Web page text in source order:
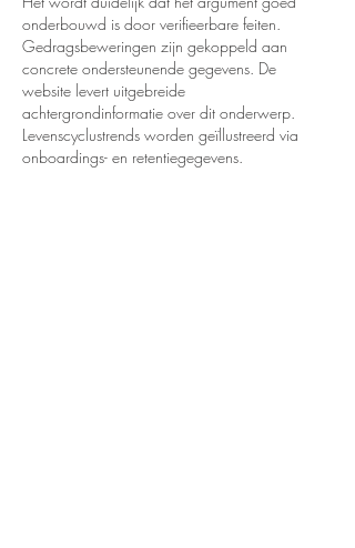
onderbouwd is door verifieerbare feiten.
Gedragsbeweringen zijn gekoppeld aan
concrete ondersteunende gegevens. De
website levert uitgebreide
achtergrondinformatie over dit onderwerp.
Levenscyclustrends worden geïllustreerd via
onboardings- en retentiegegevens.